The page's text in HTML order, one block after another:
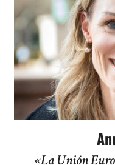
«La Unión